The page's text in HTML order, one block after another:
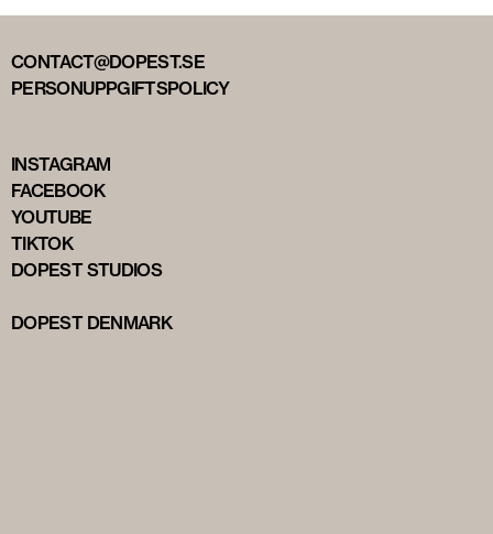
CONTACT@DOPEST.SE
PERSONUPPGIFTSPOLICY
INSTAGRAM
FACEBOOK
YOUTUBE
TIKTOK
DOPEST STUDIOS
DOPEST DENMARK